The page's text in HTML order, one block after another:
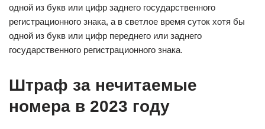
одной из букв или цифр заднего государственного
регистрационного знака, а в светлое время суток хотя бы
одной из букв или цифр переднего или заднего
государственного регистрационного знака.
Штраф за нечитаемые
номера в 2023 году